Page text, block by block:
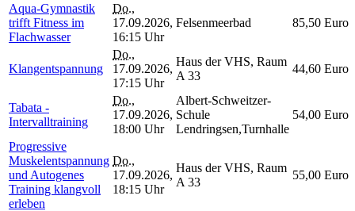
Aqua-Gymnastik
trifft Fitness im
Flachwasser
Do.,
17.09.2026,
16:15 Uhr
Felsenmeerbad 85,50 Euro
Klangentspannung
Do.,
17.09.2026,
17:15 Uhr
Haus der VHS, Raum
A 33
44,60 Euro
Tabata -
Intervalltraining
Do.,
17.09.2026,
18:00 Uhr
Albert-Schweitzer-
Schule
Lendringsen,Turnhalle
54,00 Euro
Progressive
Muskelentspannung
und Autogenes
Training klangvoll
erleben
Do.,
17.09.2026,
18:15 Uhr
Haus der VHS, Raum
A 33
55,00 Euro